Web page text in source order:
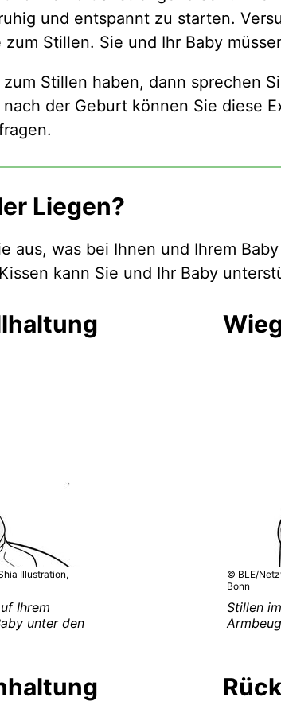
und entspannt zu starten.
Stillen. Sie und Ihr Baby
Stillen haben, dann sprechen
der Geburt können Sie diese
Liegen?
aus, was bei Ihnen und Ihrem
kann Sie und Ihr Baby
Illustration,
Ihrem
unter den
© BLE/
Bonn
Stillen